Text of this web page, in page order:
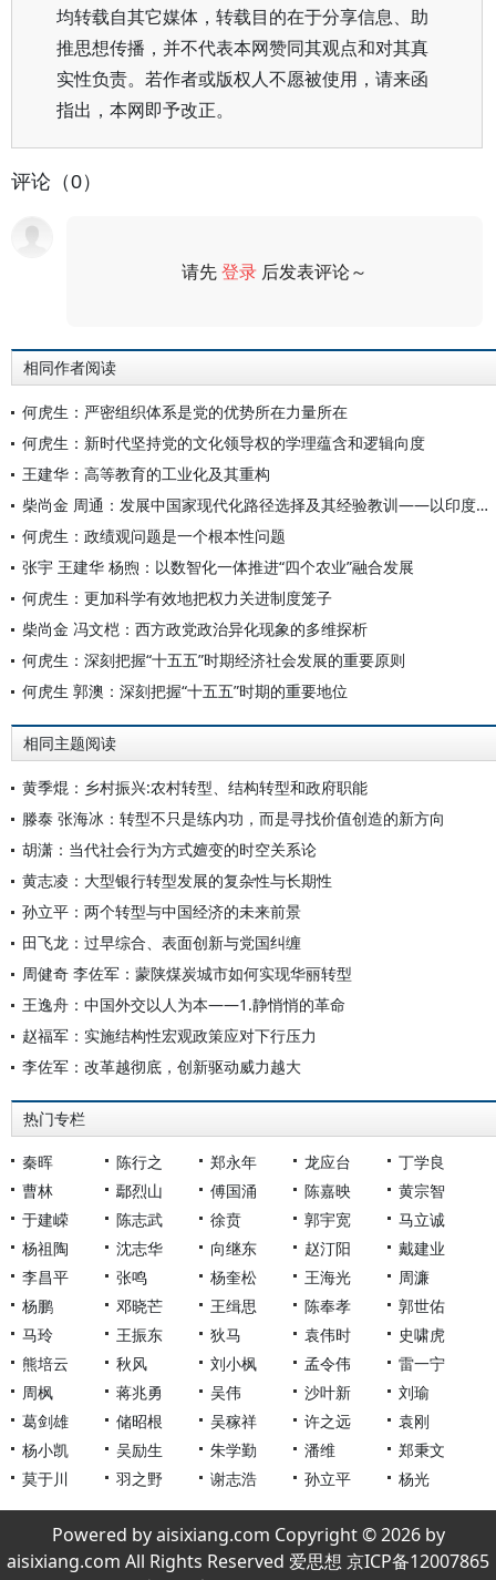
均转载自其它媒体，转载目的在于分享信息、助
推思想传播，并不代表本网赞同其观点和对其真
实性负责。若作者或版权人不愿被使用，请来函
指出，本网即予改正。
评论（0）
请先登录 后发表评论～
相同作者阅读
何虎生：严密组织体系是党的优势所在力量所在
何虎生：新时代坚持党的文化领导权的学理蕴含和逻辑向度
王建华：高等教育的工业化及其重构
柴尚金 周通：发展中国家现代化路径选择及其经验教训——以印度、巴西、南非等国的现代化为例
何虎生：政绩观问题是一个根本性问题
张宇 王建华 杨煦：以数智化一体推进“四个农业”融合发展
何虎生：更加科学有效地把权力关进制度笼子
柴尚金 冯文桤：西方政党政治异化现象的多维探析
何虎生：深刻把握“十五五”时期经济社会发展的重要原则
何虎生 郭澳：深刻把握“十五五”时期的重要地位
相同主题阅读
黄季焜：乡村振兴:农村转型、结构转型和政府职能
滕泰 张海冰：转型不只是练内功，而是寻找价值创造的新方向
胡潇：当代社会行为方式嬗变的时空关系论
黄志凌：大型银行转型发展的复杂性与长期性
孙立平：两个转型与中国经济的未来前景
田飞龙：过早综合、表面创新与党国纠缠
周健奇 李佐军：蒙陕煤炭城市如何实现华丽转型
王逸舟：中国外交以人为本——1.静悄悄的革命
赵福军：实施结构性宏观政策应对下行压力
李佐军：改革越彻底，创新驱动威力越大
热门专栏
秦晖 陈行之 郑永年 龙应台
丁学良
曹林
鄢烈山 傅国涌 陈嘉映
黄宗智
于建嵘
陈志武 徐贲 郭宇宽
马立诚
杨祖陶
沈志华 向继东 赵汀阳
戴建业
李昌平
张鸣 杨奎松 王海光
周濂
杨鹏
邓晓芒 王缉思 陈奉孝
郭世佑
马玲
王振东 狄马 袁伟时
史啸虎
熊培云
秋风 刘小枫 孟令伟
雷一宁
周枫
蒋兆勇 吴伟 沙叶新
刘瑜
葛剑雄
储昭根 吴稼祥 许之远
袁刚
杨小凯
吴励生 朱学勤 潘维
郑秉文
莫于川
羽之野 谢志浩 孙立平 杨光
Powered by aisixiang.com Copyright © 2026 by
aisixiang.com All Rights Reserved 爱思想 京ICP备12007865